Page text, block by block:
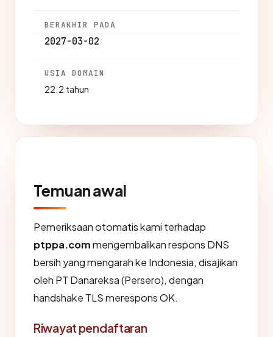
BERAKHIR PADA
2027-03-02
USIA DOMAIN
22.2 tahun
Temuan awal
Pemeriksaan otomatis kami terhadap
ptppa.commengembalikan respons DNS
bersih yang mengarah ke Indonesia, disajikan
oleh PT Danareksa (Persero), dengan
handshake TLS merespons OK.
Riwayat pendaftaran